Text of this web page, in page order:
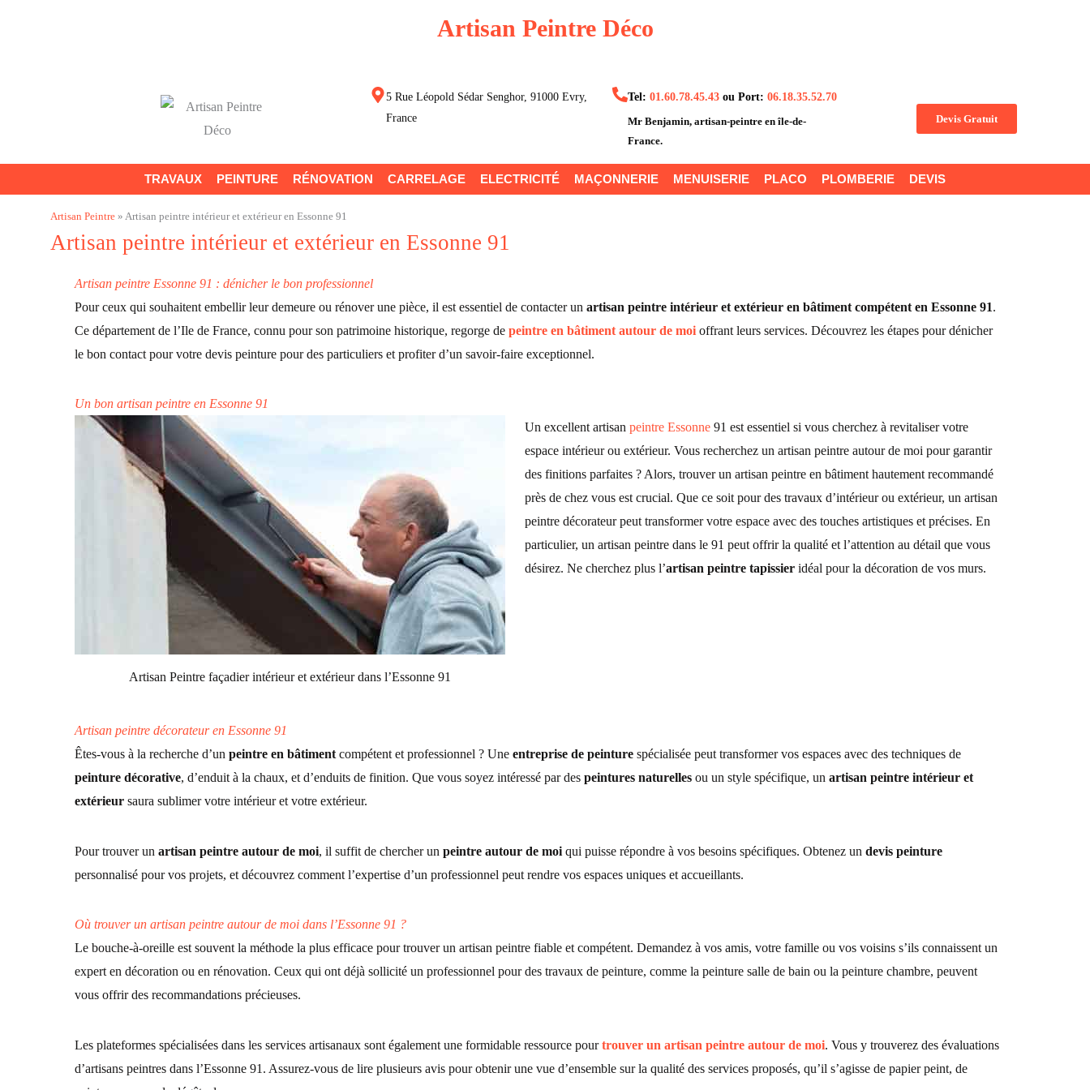
Artisan Peintre Déco
5 Rue Léopold Sédar Senghor, 91000 Evry,
France
Tel:01.60.78.45.43 ou Port:06.18.35.52.70
Mr Benjamin, artisan-peintre en île-de-
France.
Devis Gratuit
TRAVAUX PEINTURE RÉNOVATION CARRELAGE ELECTRICITÉ MAÇONNERIE MENUISERIE PLACO PLOMBERIE DEVIS
Artisan Peintre » Artisan peintre intérieur et extérieur en Essonne 91
Artisan peintre intérieur et extérieur en Essonne 91
Artisan peintre Essonne 91 : dénicher le bon professionnel
Pour ceux qui souhaitent embellir leur demeure ou rénover une pièce, il est essentiel de contacter un artisan peintre intérieur et extérieur en bâtiment compétent en Essonne 91.
Ce département de l’Ile de France, connu pour son patrimoine historique, regorge de peintre en bâtiment autour de moi offrant leurs services. Découvrez les étapes pour dénicher
le bon contact pour votre devis peinture pour des particuliers et profiter d’un savoir-faire exceptionnel.
Un bon artisan peintre en Essonne 91
Artisan Peintre façadier intérieur et extérieur dans l’Essonne 91
Un excellentartisan peintre Essonne 91 est essentiel si vous cherchez à revitaliser votre
espace intérieur ou extérieur. Vous recherchez un artisan peintre autour de moi pour garantir
des finitions parfaites ? Alors, trouver un artisan peintre en bâtiment hautement recommandé
près de chez vous est crucial. Que ce soit pour des travaux d’intérieur ou extérieur, un artisan
peintre décorateur peut transformer votre espace avec des touches artistiques et précises. En
particulier, un artisan peintre dans le 91 peut offrir la qualité et l’attention au détail que vous
désirez. Ne cherchez plus l’artisan peintre tapissier idéal pour la décoration de vos murs.
Artisan peintre décorateur en Essonne 91
Êtes-vous à la recherche d’un peintre en bâtiment compétent et professionnel ? Une entreprise de peinture spécialisée peut transformer vos espaces avec des techniques de
peinture décorative, d’enduit à la chaux, et d’enduits de finition. Que vous soyez intéressé par des peintures naturelles ou un style spécifique, un artisan peintre intérieur et
extérieur saura sublimer votre intérieur et votre extérieur.
Pour trouver un artisan peintre autour de moi, il suffit de chercher un peintre autour de moi qui puisse répondre à vos besoins spécifiques. Obtenez un devis peinture
personnalisé pour vos projets, et découvrez comment l’expertise d’un professionnel peut rendre vos espaces uniques et accueillants.
Où trouver un artisan peintre autour de moi dans l’Essonne 91 ?
Le bouche-à-oreille est souvent la méthode la plus efficace pourtrouver un artisan peintre fiable et compétent. Demandez à vos amis, votre famille ou vos voisins s’ils connaissent un
expert en décoration ou en rénovation. Ceux qui ont déjà sollicité un professionnel pour des travaux de peinture, comme la peinture salle de bain ou la peinture chambre, peuvent
vous offrir des recommandations précieuses.
Les plateformes spécialisées dans les services artisanaux sont également une formidable ressource pourtrouver un artisan peintre autour de moi. Vous y trouverez des évaluations
d’artisans peintres dans l’Essonne 91. Assurez-vous de lire plusieurs avis pour obtenir une vue d’ensemble sur la qualité des services proposés, qu’il s’agisse de papier peint, de